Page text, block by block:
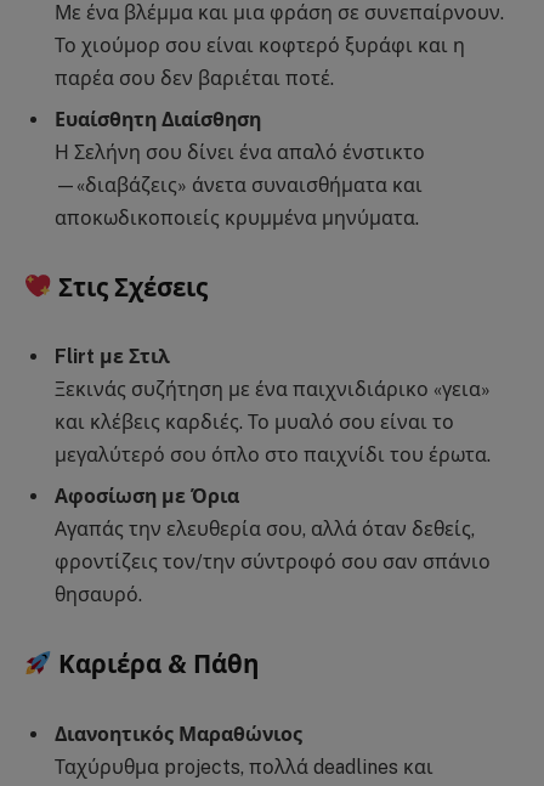
Με ένα βλέμμα και μια φράση σε συνεπαίρνουν.
Το χιούμορ σου είναι κοφτερό ξυράφι και η
παρέα σου δεν βαριέται ποτέ.
Ευαίσθητη Διαίσθηση
Η Σελήνη σου δίνει ένα απαλό ένστικτο
—«διαβάζεις» άνετα συναισθήματα και
αποκωδικοποιείς κρυμμένα μηνύματα.
Στις Σχέσεις
Flirt με Στιλ
Ξεκινάς συζήτηση με ένα παιχνιδιάρικο «γεια»
και κλέβεις καρδιές. Το μυαλό σου είναι το
μεγαλύτερό σου όπλο στο παιχνίδι του έρωτα.
Αφοσίωση με Όρια
Αγαπάς την ελευθερία σου, αλλά όταν δεθείς,
φροντίζεις τον/την σύντροφό σου σαν σπάνιο
θησαυρό.
Καριέρα & Πάθη
Διανοητικός Μαραθώνιος
Ταχύρυθμα projects, πολλά deadlines και